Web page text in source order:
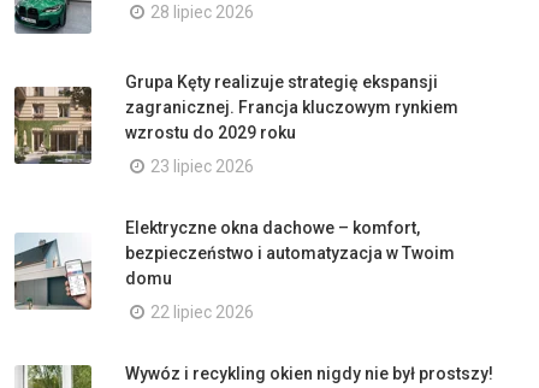
28 lipiec 2026
Grupa Kęty realizuje strategię ekspansji
zagranicznej. Francja kluczowym rynkiem
wzrostu do 2029 roku
23 lipiec 2026
Elektryczne okna dachowe – komfort,
bezpieczeństwo i automatyzacja w Twoim
domu
22 lipiec 2026
Wywóz i recykling okien nigdy nie był prostszy!